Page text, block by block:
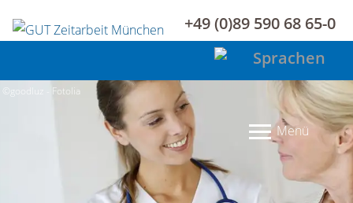
+49 (0)89 590 68 65-0
Menü
©goodluz - Fotolia